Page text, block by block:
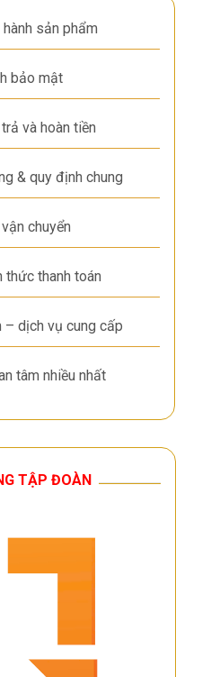
sản phẩm
bảo mật
và hoàn tiền
& quy định chung
chuyển
thức thanh toán
– dịch vụ cung cấp
tâm nhiều nhất
TẬP ĐOÀN